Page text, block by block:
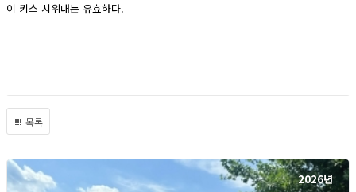
이 키스 시위대는 유효하다.
목록
2026년